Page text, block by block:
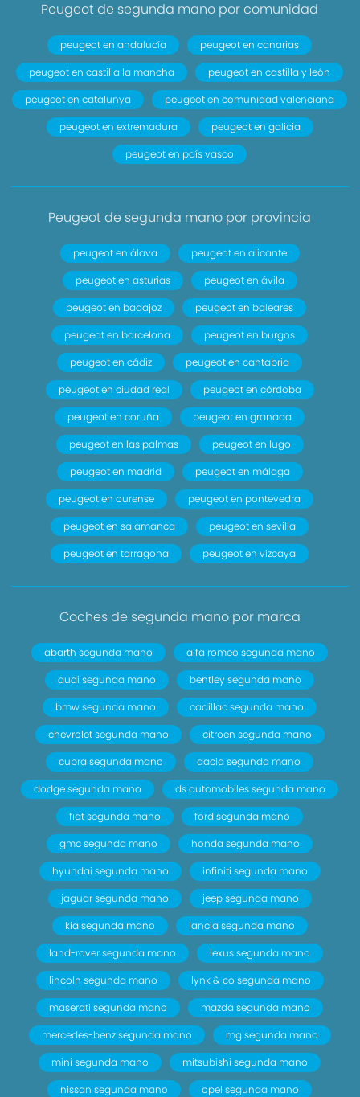
Peugeot de segunda mano por comunidad
peugeot en andalucía
peugeot en canarias
peugeot en castilla la mancha
peugeot en castilla y león
peugeot en catalunya
peugeot en comunidad valenciana
peugeot en extremadura
peugeot en galicia
peugeot en país vasco
Peugeot de segunda mano por provincia
peugeot en álava
peugeot en alicante
peugeot en asturias
peugeot en ávila
peugeot en badajoz
peugeot en baleares
peugeot en barcelona
peugeot en burgos
peugeot en cádiz
peugeot en cantabria
peugeot en ciudad real
peugeot en córdoba
peugeot en coruña
peugeot en granada
peugeot en las palmas
peugeot en lugo
peugeot en madrid
peugeot en málaga
peugeot en ourense
peugeot en pontevedra
peugeot en salamanca
peugeot en sevilla
peugeot en tarragona
peugeot en vizcaya
Coches de segunda mano por marca
abarth segunda mano
alfa romeo segunda mano
audi segunda mano
bentley segunda mano
bmw segunda mano
cadillac segunda mano
chevrolet segunda mano
citroen segunda mano
cupra segunda mano
dacia segunda mano
dodge segunda mano
ds automobiles segunda mano
fiat segunda mano
ford segunda mano
gmc segunda mano
honda segunda mano
hyundai segunda mano
infiniti segunda mano
jaguar segunda mano
jeep segunda mano
kia segunda mano
lancia segunda mano
land-rover segunda mano
lexus segunda mano
lincoln segunda mano
lynk & co segunda mano
maserati segunda mano
mazda segunda mano
mercedes-benz segunda mano
mg segunda mano
mini segunda mano
mitsubishi segunda mano
nissan segunda mano
opel segunda mano